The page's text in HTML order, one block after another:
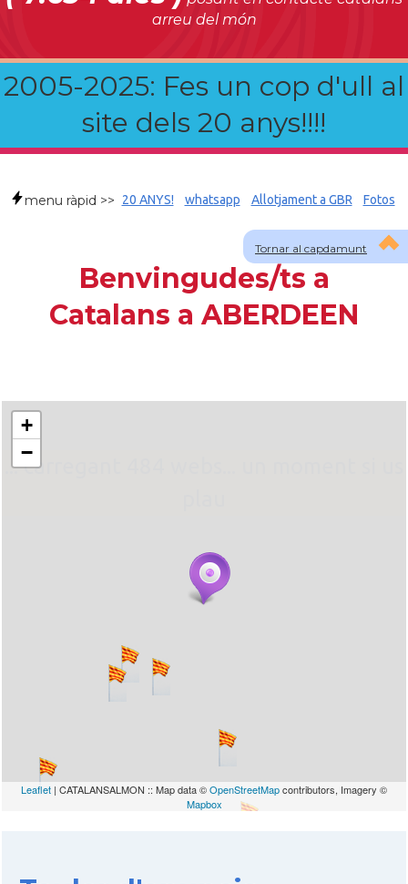
arreu del món
2005-2025: Fes un cop d'ull al
site dels 20 anys!!!!
Tornar al capdamunt
menu ràpid >> 20 ANYS! whatsapp Allotjament a GBR Fotos
Benvingudes/ts a
Catalans a ABERDEEN
... carregant 484 webs... un moment si us
+
−
Leaflet | CATALANSALMON :: Map data ©OpenStreetMapcontributors, Imagery ©
Mapbox